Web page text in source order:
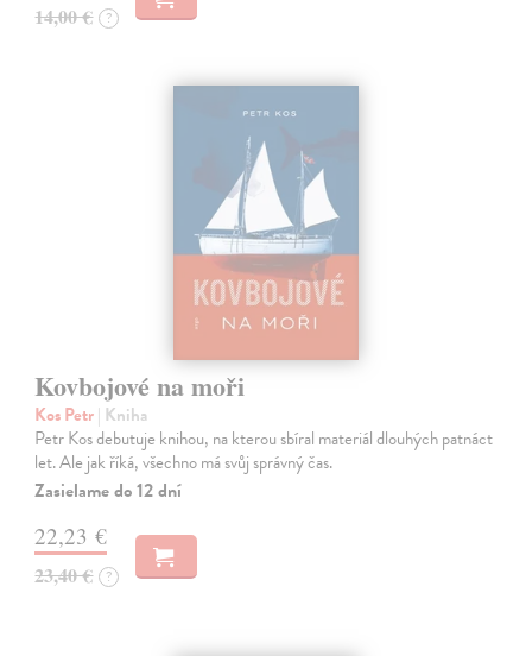
14,00 € ?
Kovbojové na moři
Kos Petr| Kniha
Petr Kos debutuje knihou, na kterou sbíral materiál dlouhých patnáct
let. Ale jak říká, všechno má svůj správný čas.
Zasielame do 12 dní
22,23 €
23,40 € ?